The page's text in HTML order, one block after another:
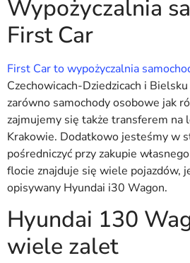
Wypożyczalnia
First Car
First Car to wypożyczalnia
Czechowicach-Dziedzicach i
zarówno samochody osobowe jak
zajmujemy się także transferem na
Krakowie. Dodatkowo jesteśmy w
pośredniczyć przy zakupie
flocie znajduje się wiele pojazdów,
opisywany Hyundai i30 Wagon.
Hyundai 130
wiele zalet